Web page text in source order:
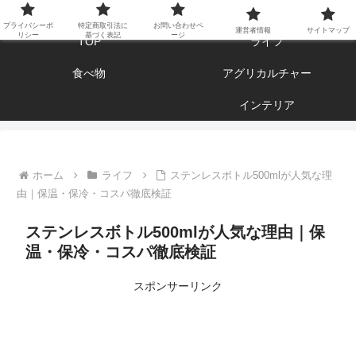
エンジョイ ブログライフ
TOP ライフ
食べ物 アグリカルチャー
インテリア
ホーム ライフ
ステンレスボトル500mlが人気な理
由｜保温・保冷・コスパ徹底検証
ステンレスボトル500mlが人気な理由｜保
温・保冷・コスパ徹底検証
スポンサーリンク
プライバシーポ
リシー
特定商取引法に
基づく表記
お問い合わせペ
ージ
運営者情報 サイトマップ